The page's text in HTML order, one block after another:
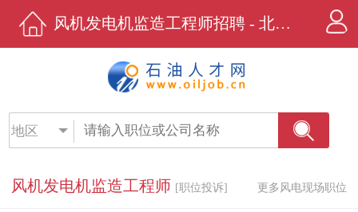
风机发电机监造工程师招聘 - 北京丰源天骏新能源科技有限公司 - 石油人才网
地区
风机发电机监造工程师 [职位投诉] 更多风电现场职位